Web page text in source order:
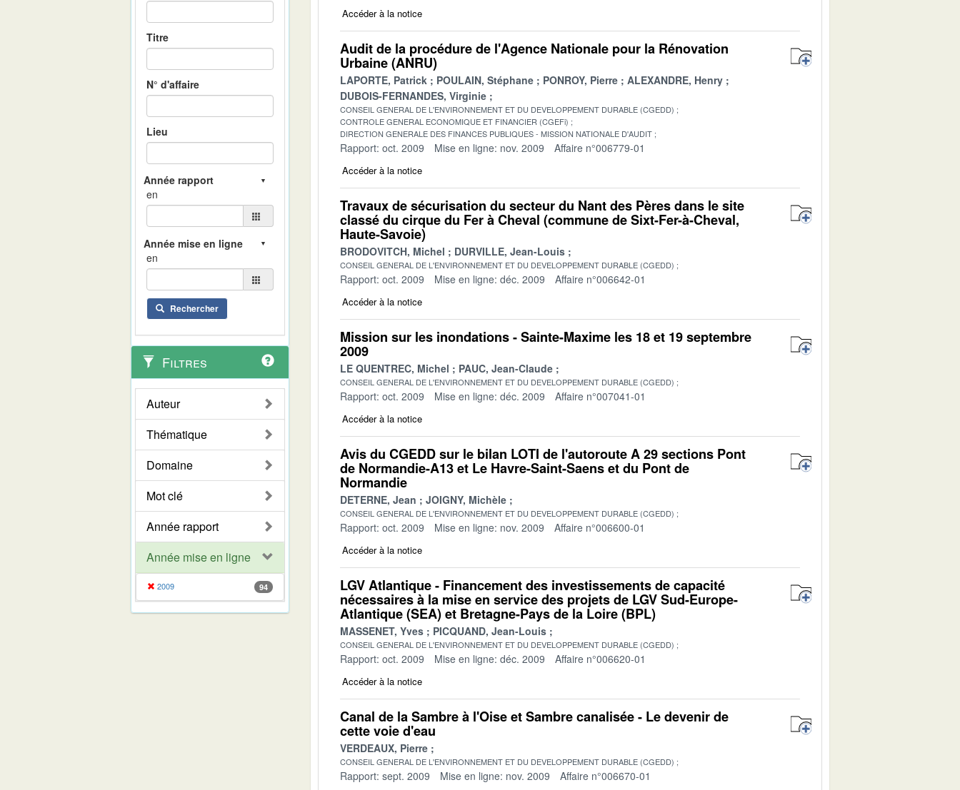
Titre
N° d'affaire
Lieu
en
en
Rechercher
Filtres
Auteur
Thématique
Domaine
Mot clé
Année rapport
Année mise en ligne
2009 94
Accéder à la notice
Audit de la procédure de l'Agence Nationale pour la Rénovation
Urbaine (ANRU)
LAPORTE, Patrick POULAIN, Stéphane PONROY, Pierre
ALEXANDRE, Henry
DUBOIS-FERNANDES, Virginie
CONSEIL GENERAL DE L'ENVIRONNEMENT ET DU DEVELOPPEMENT DURABLE (CGEDD)
CONTROLE GENERAL ECONOMIQUE ET FINANCIER (CGEFi)
DIRECTION GENERALE DES FINANCES PUBLIQUES - MISSION NATIONALE D'AUDIT
Rapport: oct. 2009 Mise en ligne: nov. 2009 Affaire n°006779-01
Accéder à la notice
Travaux de sécurisation du secteur du Nant des Pères dans le site
classé du cirque du Fer à Cheval (commune de Sixt-Fer-à-Cheval,
Haute-Savoie)
BRODOVITCH, Michel DURVILLE, Jean-Louis
CONSEIL GENERAL DE L'ENVIRONNEMENT ET DU DEVELOPPEMENT DURABLE (CGEDD)
Rapport: oct. 2009 Mise en ligne: déc. 2009 Affaire n°006642-01
Accéder à la notice
Mission sur les inondations - Sainte-Maxime les 18 et 19 septembre
2009
LE QUENTREC, Michel PAUC, Jean-Claude
CONSEIL GENERAL DE L'ENVIRONNEMENT ET DU DEVELOPPEMENT DURABLE (CGEDD)
Rapport: oct. 2009 Mise en ligne: déc. 2009 Affaire n°007041-01
Accéder à la notice
Avis du CGEDD sur le bilan LOTI de l'autoroute A 29 sections Pont
de Normandie-A13 et Le Havre-Saint-Saens et du Pont de
Normandie
DETERNE, Jean JOIGNY, Michèle
CONSEIL GENERAL DE L'ENVIRONNEMENT ET DU DEVELOPPEMENT DURABLE (CGEDD)
Rapport: oct. 2009 Mise en ligne: nov. 2009 Affaire n°006600-01
Accéder à la notice
LGV Atlantique - Financement des investissements de capacité
nécessaires à la mise en service des projets de LGV Sud-Europe-
Atlantique (SEA) et Bretagne-Pays de la Loire (BPL)
MASSENET, Yves PICQUAND, Jean-Louis
CONSEIL GENERAL DE L'ENVIRONNEMENT ET DU DEVELOPPEMENT DURABLE (CGEDD)
Rapport: oct. 2009 Mise en ligne: déc. 2009 Affaire n°006620-01
Accéder à la notice
Canal de la Sambre à l'Oise et Sambre canalisée - Le devenir de
cette voie d'eau
VERDEAUX, Pierre
CONSEIL GENERAL DE L'ENVIRONNEMENT ET DU DEVELOPPEMENT DURABLE (CGEDD)
Rapport: sept. 2009 Mise en ligne: nov. 2009 Affaire n°006670-01